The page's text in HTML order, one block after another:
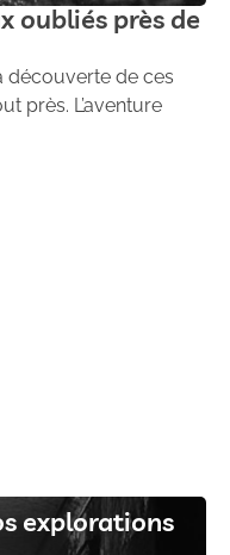
oubliés près de
découverte de ces
près. L’aventure
explorations